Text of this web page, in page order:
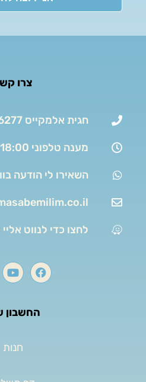
צרו
חגית אלמקייס 052-6226277
מענה טלפוני 9:00-18:00
השאירו לי הודעה
לחצו כדי לנווט
החשבון
חנות